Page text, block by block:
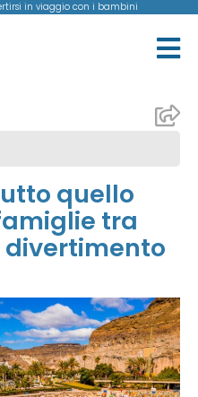
in viaggio con i bambini
quello
tra
divertimento